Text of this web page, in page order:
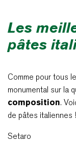
Les
pâtes
Comme pour tous
monumental sur la
composition.
de pâtes italiennes !
Setaro